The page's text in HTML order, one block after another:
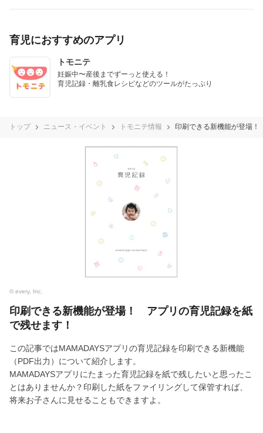
育児におすすめのアプリ
トモニテ
妊娠中〜産後までずーっと使える！
育児記録・離乳食レシピなどのツールがたっぷり
トップ ニュース・イベント トモニテ情報 印刷できる新機能が登場
© every, Inc.
印刷できる新機能が登場！ アプリの育児記録を紙
で残せます！
この記事ではMAMADAYSアプリの育児記録を印刷できる新機能
（PDF出力）について紹介します。
MAMADAYSアプリにたまった育児記録を紙で残したいと思ったこ
とはありませんか？印刷した紙をファイリングして保管すれば、
将来お子さんに見せることもできますよ。